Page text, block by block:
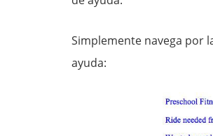
Simplemente navega por
ayuda: